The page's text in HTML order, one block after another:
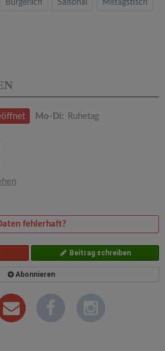
Bürgerlich Saisonal Mittagstisch
Mo-Di: Ruhetag
fehlerhaft?
Beitrag schreiben
Abonnieren